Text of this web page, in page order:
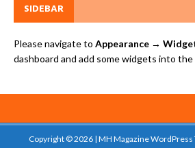
SIDEBAR
Please navigate to Appearance →
dashboard and add some widgets into the
Copyright © 2026 | MH Magazine WordPress